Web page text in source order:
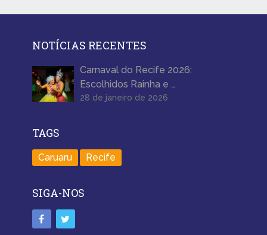
NOTÍCIAS RECENTES
Carnaval do Recife 2026:
Escolhidos Rainha e …
28 de janeiro de 2026
TAGS
Caruaru Recife
SIGA-NOS